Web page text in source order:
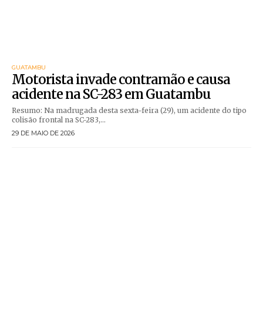
GUATAMBU
Motorista invade contramão e causa
acidente na SC-283 em Guatambu
Resumo: Na madrugada desta sexta-feira (29), um acidente do tipo
colisão frontal na SC-283,...
29 DE MAIO DE 2026